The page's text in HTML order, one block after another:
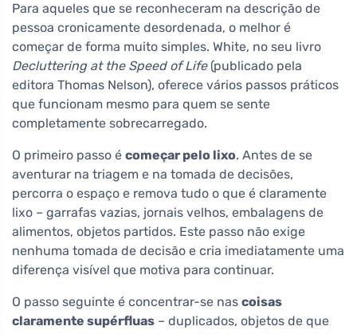
Para aqueles que se reconheceram na descrição de
pessoa cronicamente desordenada, o melhor é
começar de forma muito simples. White, no seu livro
Decluttering at the Speed of Life(publicado pela
editora Thomas Nelson), oferece vários passos práticos
que funcionam mesmo para quem se sente
completamente sobrecarregado.
O primeiro passo é começar pelo lixo. Antes de se
aventurar na triagem e na tomada de decisões,
percorra o espaço e remova tudo o que é claramente
lixo – garrafas vazias, jornais velhos, embalagens de
alimentos, objetos partidos. Este passo não exige
nenhuma tomada de decisão e cria imediatamente uma
diferença visível que motiva para continuar.
O passo seguinte é concentrar-se nas coisas
claramente supérfluas – duplicados, objetos de que